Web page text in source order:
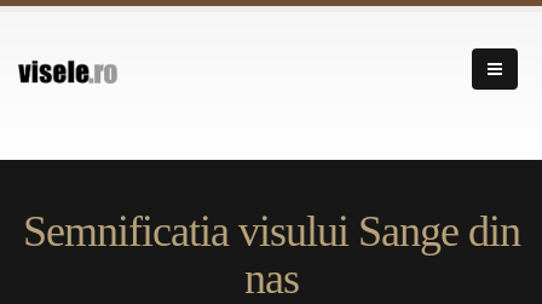
Semnificatia visului Sange din
nas